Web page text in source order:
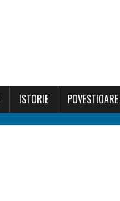
ISTORIE POVESTIOARE